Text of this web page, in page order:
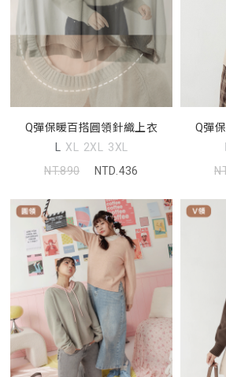
Q彈保暖百搭圓領針織上衣
L XL 2XL 3XL
NT.890
NTD.436
Q彈